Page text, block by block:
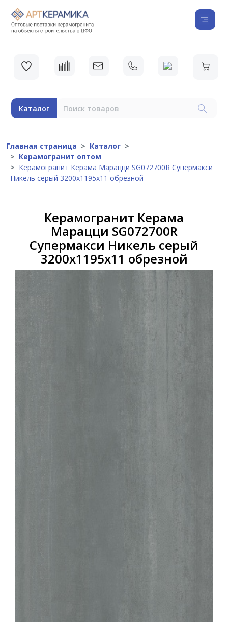
Каталог
Главная страница
Каталог
Керамогранит оптом
Керамогранит Керама Марацци SG072700R Супермакси
Никель серый 3200x1195x11 обрезной
Керамогранит Керама
Марацци SG072700R
Супермакси Никель серый
3200x1195x11 обрезной